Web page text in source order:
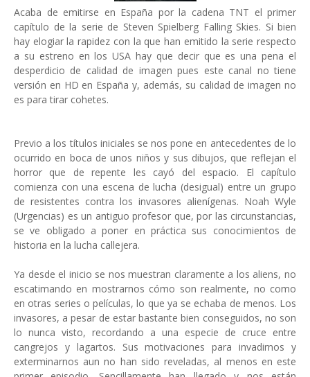
Acaba de emitirse en España por la cadena TNT el primer
capítulo de la serie de Steven Spielberg Falling Skies. Si bien
hay elogiar la rapidez con la que han emitido la serie respecto
a su estreno en los USA hay que decir que es una pena el
desperdicio de calidad de imagen pues este canal no tiene
versión en HD en España y, además, su calidad de imagen no
es para tirar cohetes.
Previo a los títulos iniciales se nos pone en antecedentes de lo
ocurrido en boca de unos niños y sus dibujos, que reflejan el
horror que de repente les cayó del espacio. El capítulo
comienza con una escena de lucha (desigual) entre un grupo
de resistentes contra los invasores alienígenas. Noah Wyle
(Urgencias) es un antiguo profesor que, por las circunstancias,
se ve obligado a poner en práctica sus conocimientos de
historia en la lucha callejera.
Ya desde el inicio se nos muestran claramente a los aliens, no
escatimando en mostrarnos cómo son realmente, no como
en otras series o películas, lo que ya se echaba de menos. Los
invasores, a pesar de estar bastante bien conseguidos, no son
lo nunca visto, recordando a una especie de cruce entre
cangrejos y lagartos. Sus motivaciones para invadirnos y
exterminarnos aun no han sido reveladas, al menos en este